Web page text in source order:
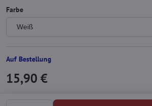
Farbe
Auf Bestellung
15,90 €